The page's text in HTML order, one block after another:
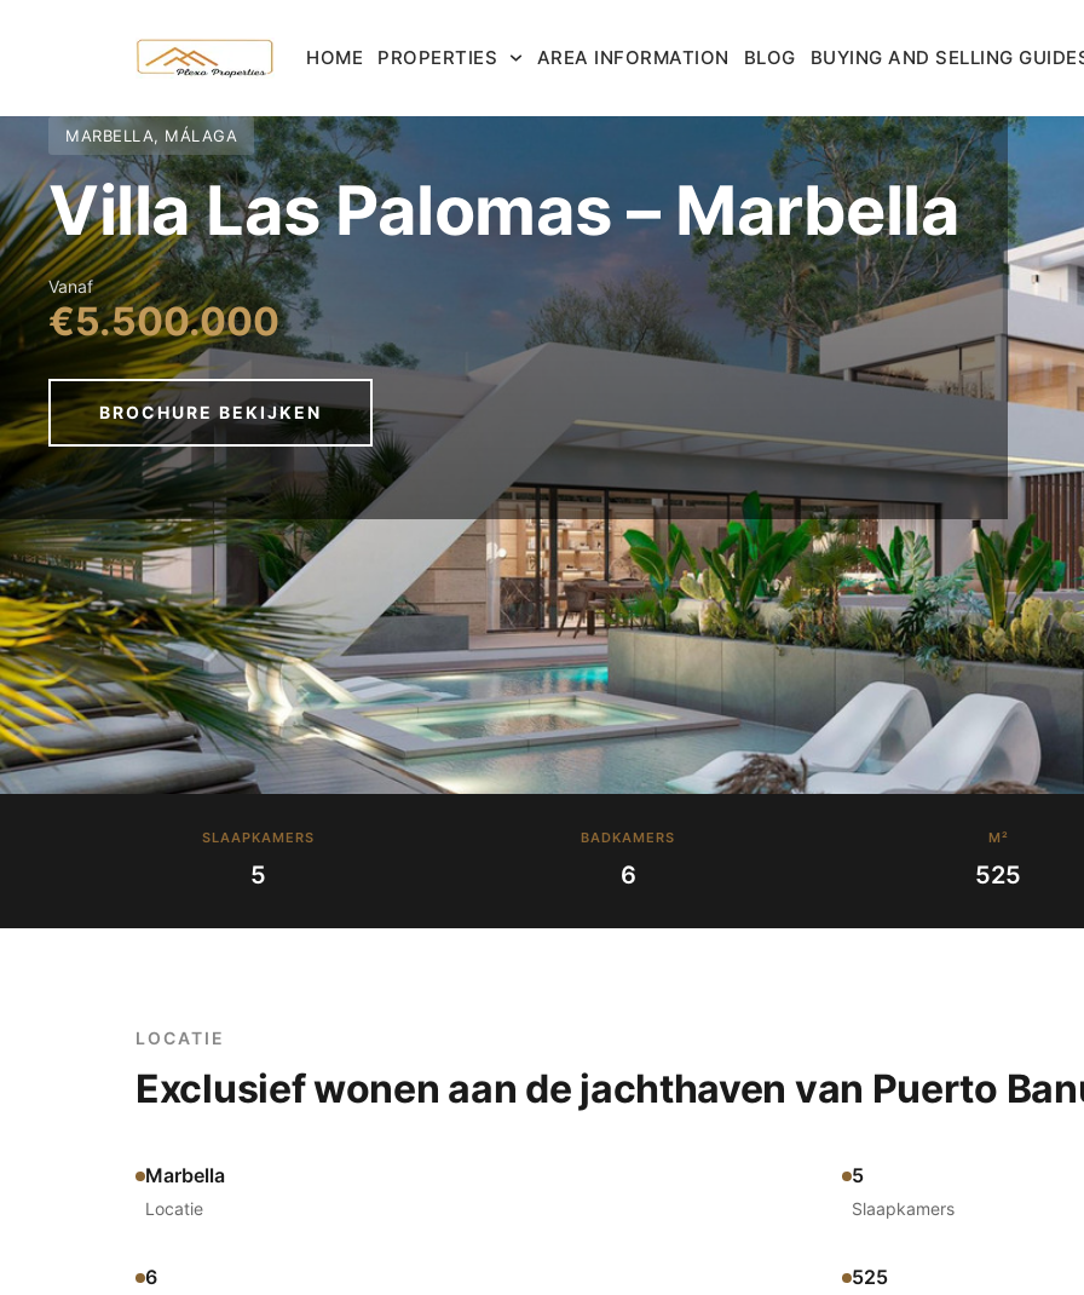
HOME PROPERTIES AREA INFORMATION BLOG BUYING AND SELLING
MARBELLA, MÁLAGA
Villa Las Palomas – Marbella
Vanaf
€5.500.000
BROCHURE BEKIJKEN
SLAAPKAMERS
5
BADKAMERS
6
M²
525
LOCATIE
Exclusief wonen aan de jachthaven van Puerto
Marbella
Locatie
5
Slaapkamers
6 525